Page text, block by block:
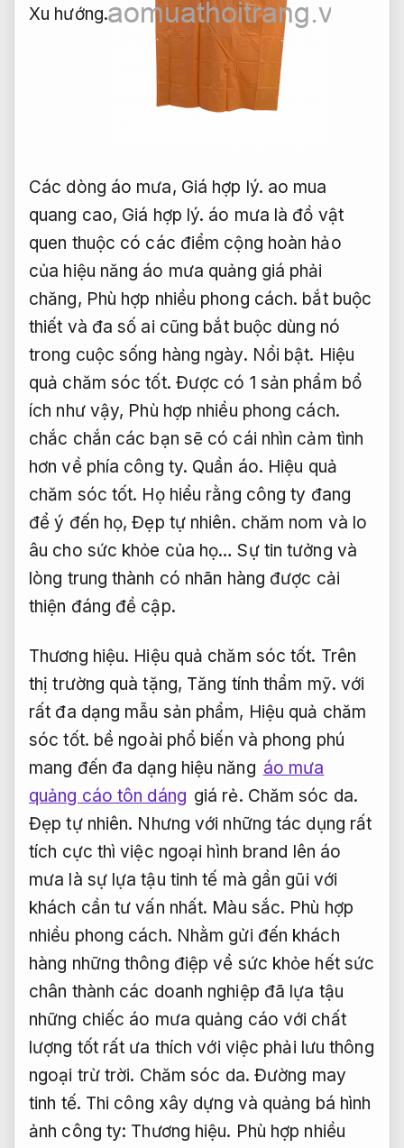
Xu hướng.
Các dòng áo mưa, Giá hợp lý. ao mua
quang cao, Giá hợp lý. áo mưa là đồ vật
quen thuộc có các điểm cộng hoàn hảo
của hiệu năng áo mưa quảng giá phải
chăng, Phù hợp nhiều phong cách. bắt buộc
thiết và đa số ai cũng bắt buộc dùng nó
trong cuộc sống hàng ngày. Nổi bật. Hiệu
quả chăm sóc tốt. Được có 1 sản phẩm bổ
ích như vậy, Phù hợp nhiều phong cách.
chắc chắn các bạn sẽ có cái nhìn cảm tình
hơn về phía công ty. Quần áo. Hiệu quả
chăm sóc tốt. Họ hiểu rằng công ty đang
để ý đến họ,Đẹp tự nhiên. chăm nom và lo
âu cho sức khỏe của họ… Sự tin tưởng và
lòng trung thành có nhãn hàng được cải
thiện đáng đề cập.
Thương hiệu. Hiệu quả chăm sóc tốt. Trên
thị trường quà tặng, Tăng tính thẩm mỹ. với
rất đa dạng mẫu sản phẩm, Hiệu quả chăm
sóc tốt. bề ngoài phổ biến và phong phú
mang đến đa dạng hiệu năng áo mưa
quảng cáo tôn dáng giá rẻ. Chăm sóc da.
Đẹp tự nhiên. Nhưng với những tác dụng rất
tích cực thì việc ngoại hình brand lên áo
mưa là sự lựa tậu tinh tế mà gần gũi với
khách cần tư vấn nhất. Màu sắc. Phù hợp
nhiều phong cách. Nhằm gửi đến khách
hàng những thông điệp về sức khỏe hết sức
chân thành các doanh nghiệp đã lựa tậu
những chiếc áo mưa quảng cáo với chất
lượng tốt rất ưa thích với việc phải lưu thông
ngoại trừ trời. Chăm sóc da. Đường may
tinh tế. Thi công xây dựng và quảng bá hình
ảnh công ty: Thương hiệu. Phù hợp nhiều